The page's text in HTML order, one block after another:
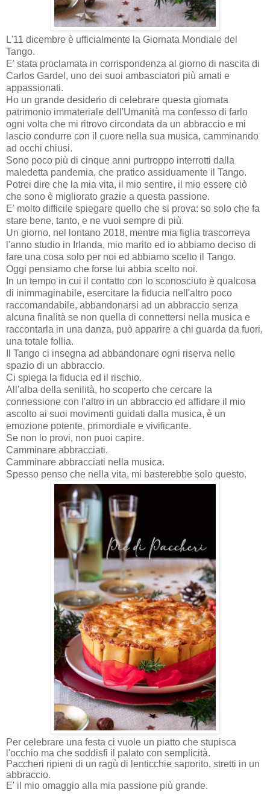
L'11 dicembre è ufficialmente la Giornata Mondiale del
Tango.
E' stata proclamata in corrispondenza al giorno di nascita di
Carlos Gardel, uno dei suoi ambasciatori più amati e
appassionati.
Ho un grande desiderio di celebrare questa giornata
patrimonio immateriale dell'Umanità ma confesso di farlo
ogni volta che mi ritrovo circondata da un abbraccio e mi
lascio condurre con il cuore nella sua musica, camminando
ad occhi chiusi.
Sono poco più di cinque anni purtroppo interrotti dalla
maledetta pandemia, che pratico assiduamente il Tango.
Potrei dire che la mia vita, il mio sentire, il mio essere ciò
che sono è migliorato grazie a questa passione.
E' molto difficile spiegare quello che si prova: so solo che fa
stare bene, tanto, e ne vuoi sempre di più.
Un giorno, nel lontano 2018, mentre mia figlia trascorreva
l'anno studio in Irlanda, mio marito ed io abbiamo deciso di
fare una cosa solo per noi ed abbiamo scelto il Tango.
Oggi pensiamo che forse lui abbia scelto noi.
In un tempo in cui il contatto con lo sconosciuto è qualcosa
di inimmaginabile, esercitare la fiducia nell'altro poco
raccomandabile, abbandonarsi ad un abbraccio senza
alcuna finalità se non quella di connettersi nella musica e
raccontarla in una danza, può apparire a chi guarda da fuori,
una totale follia.
Il Tango ci insegna ad abbandonare ogni riserva nello
spazio di un abbraccio.
Ci spiega la fiducia ed il rischio.
All'alba della senilità, ho scoperto che cercare la
connessione con l'altro in un abbraccio ed affidare il mio
ascolto ai suoi movimenti guidati dalla musica, è un
emozione potente, primordiale e vivificante.
Se non lo provi, non puoi capire.
Camminare abbracciati.
Camminare abbracciati nella musica.
Spesso penso che nella vita, mi basterebbe solo questo.
Per celebrare una festa ci vuole un piatto che stupisca
l'occhio ma che soddisfi il palato con semplicità.
Paccheri ripieni di un ragù di lenticchie saporito, stretti in un
abbraccio.
E' il mio omaggio alla mia passione più grande.